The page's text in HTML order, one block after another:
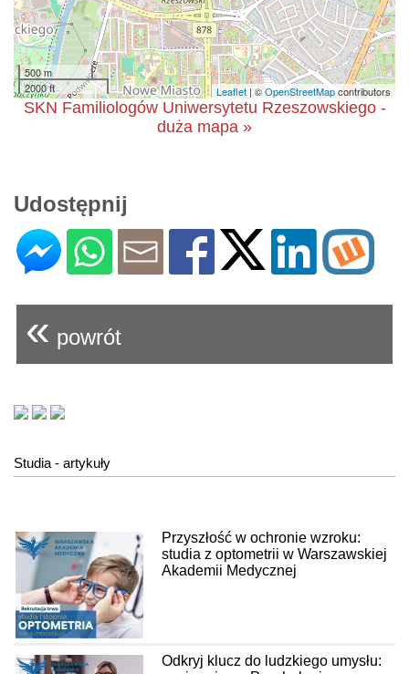
500 m
2000 ft
Leaflet| ©OpenStreetMapcontributors
SKN Familiologów Uniwersytetu Rzeszowskiego -
duża mapa »
Udostępnij
« powrót
Studia - artykuły
Przyszłość w ochronie wzroku:
studia z optometrii w Warszawskiej
Akademii Medycznej
Odkryj klucz do ludzkiego umysłu: